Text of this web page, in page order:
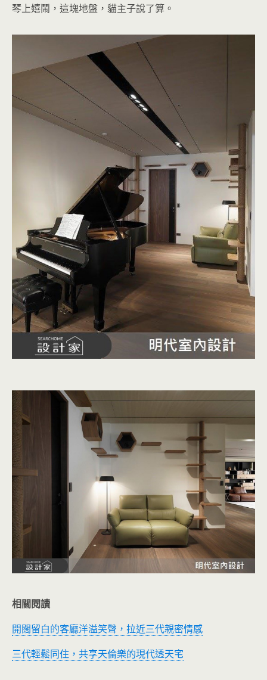
琴上嬉鬧，這塊地盤，貓主子說了算。
相關閱讀
開闊留白的客廳洋溢笑聲，拉近三代親密情感
三代輕鬆同住，共享天倫樂的現代透天宅